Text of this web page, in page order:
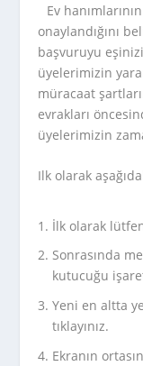
Ev
onaylandığını
başvuruyu
üyelerimizin
müracaat
evrakları
üyelerimizin
Ilk olarak
İlk olarak
Sonrasında
kutucuğu
Yeni en altta
tıklayınız.
Ekranın